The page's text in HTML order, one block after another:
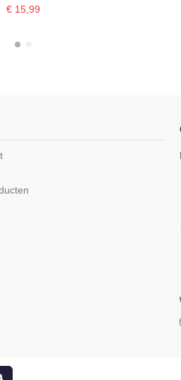
€ 15,99